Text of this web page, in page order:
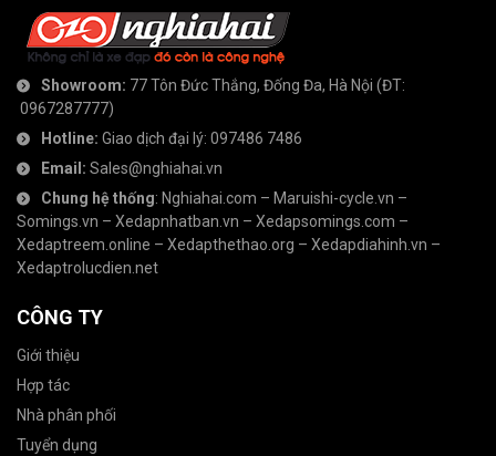
Showroom: 77 Tôn Đức Thắng, Đống Đa, Hà Nội (ĐT:
0967287777)
Hotline: Giao dịch đại lý: 097486 7486
Email: Sales@nghiahai.vn
Chung hệ thống: Nghiahai.com – Maruishi-cycle.vn –
Somings.vn – Xedapnhatban.vn – Xedapsomings.com –
Xedaptreem.online – Xedapthethao.org – Xedapdiahinh.vn –
Xedaptrolucdien.net
CÔNG TY
Giới thiệu
Hợp tác
Nhà phân phối
Tuyển dụng